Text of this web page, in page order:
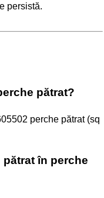
persistă.
pătrat?
perche pătrat (sq
în perche